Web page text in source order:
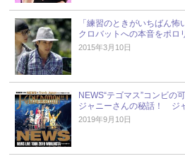
「練習のときがいちばん
クロバットへの本音をポロ
2015年3月10日
NEWS“テゴマス”コンビの
ジャニーさんの秘話！ ジ
2019年9月10日